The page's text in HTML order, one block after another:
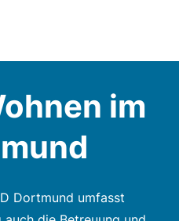
im
Dortmund umfasst